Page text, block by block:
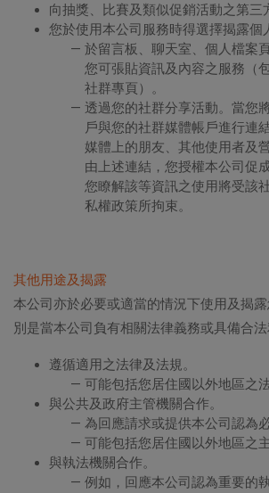
向抽獎、比賽及類似促銷活動之第三
您於使用本公司服務時得選擇揭露個
於留言板、聊天室、個人檔案
您可張貼資訊及內容之服務（
社群專頁）。
透過您的社群分享活動。當您
戶與您的社群媒體帳戶進行連
媒體上的朋友、其他使用者及
由上述連結，您授權本公司促
您瞭解該等資訊之使用將受該
私權政策所拘束。
其他用途及揭露
本公司亦於必要或適當的情況下使用及揭
別是當本公司負有相關法律義務或具備合法
遵循適用之法律及法規。
可能包括您居住國以外地區之法
與公共及政府主管機關合作。
為回應請求或提供本公司認為
可能包括您居住國以外地區之
與執法機關合作。
例如，回應本公司認為重要的